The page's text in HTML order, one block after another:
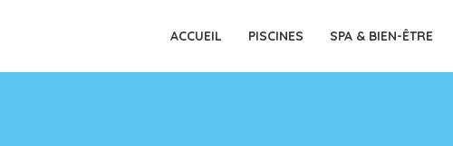
ACCUEIL PISCINES SPA & BIEN-ÊTRE